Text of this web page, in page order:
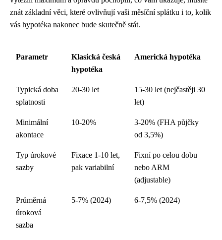
znát základní věci, které ovlivňují vaši měsíční splátku i to, kolik
vás hypotéka nakonec bude skutečně stát.
Parametr
Klasická česká
hypotéka
Americká hypotéka
Typická doba
splatnosti
20-30 let
15-30 let (nejčastěji 30
let)
Minimální
akontace
10-20%
3-20% (FHA půjčky
od 3,5%)
Typ úrokové
sazby
Fixace 1-10 let,
pak variabilní
Fixní po celou dobu
nebo ARM
(adjustable)
Průměrná
úroková
sazba
5-7% (2024) 6-7,5% (2024)